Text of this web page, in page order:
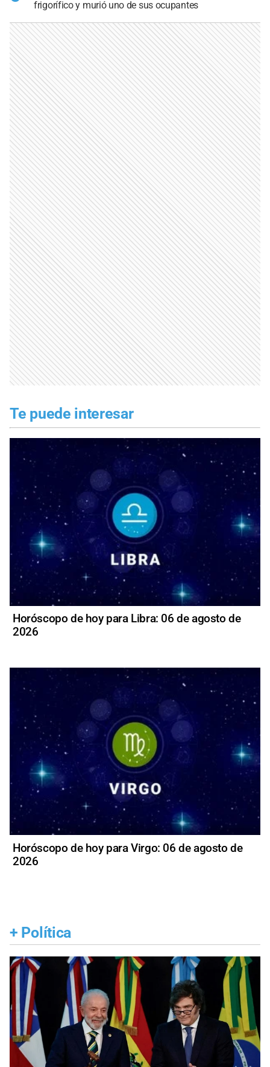
frigorífico y murió uno de sus ocupantes
Te puede interesar
Horóscopo de hoy para Libra: 06 de agosto de
2026
Horóscopo de hoy para Virgo: 06 de agosto de
2026
+ Política